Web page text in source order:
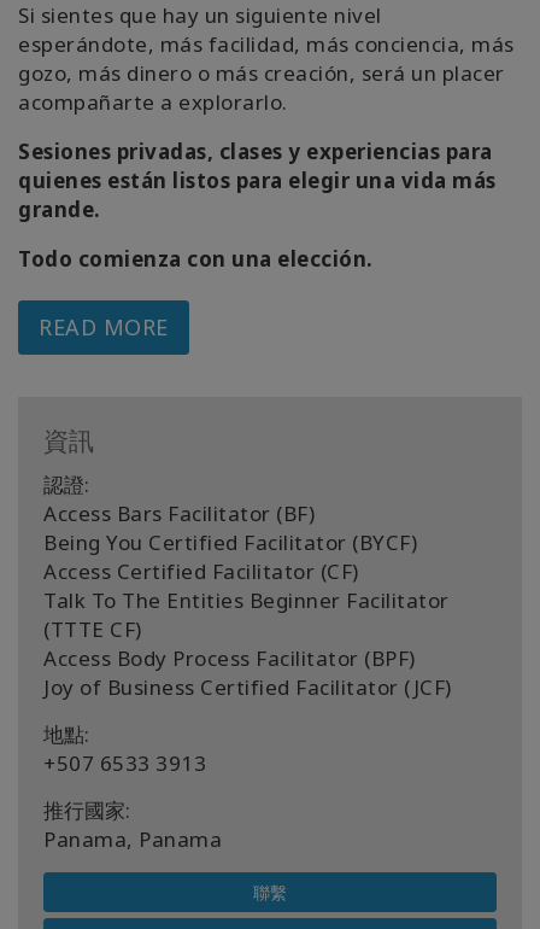
Si sientes que hay un siguiente nivel
esperándote, más facilidad, más conciencia, más
gozo, más dinero o más creación, será un placer
acompañarte a explorarlo.
Sesiones privadas, clases y experiencias para
quienes están listos para elegir una vida más
grande.
Todo comienza con una elección.
READ MORE
資訊
認證:
Access Bars Facilitator (BF)
Being You Certified Facilitator (BYCF)
Access Certified Facilitator (CF)
Talk To The Entities Beginner Facilitator
(TTTE CF)
Access Body Process Facilitator (BPF)
Joy of Business Certified Facilitator (JCF)
地點:
+507 6533 3913
推行國家:
Panama, Panama
聯繫